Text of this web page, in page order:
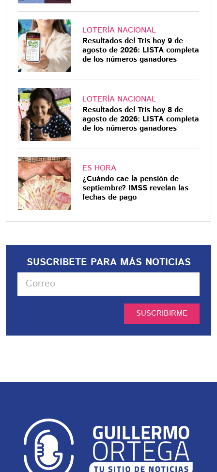
LOTERÍA NACIONAL
Resultados del Tris hoy 9 de
agosto de 2026: LISTA completa
de los números ganadores
LOTERÍA NACIONAL
Resultados del Tris hoy 8 de
agosto de 2026: LISTA completa
de los números ganadores
ES HORA
¿Cuándo cae la pensión de
septiembre? IMSS revelan las
fechas de pago
SUSCRIBETE PARA MÁS NOTICIAS
SUSCRIBIRME